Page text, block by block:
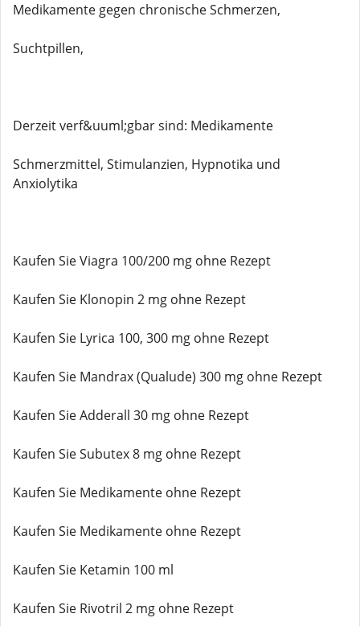
Medikamente gegen chronische Schmerzen,
Suchtpillen,
Derzeit verf&uuml;gbar sind: Medikamente
Schmerzmittel, Stimulanzien, Hypnotika und
Anxiolytika
Kaufen Sie Viagra 100/200 mg ohne Rezept
Kaufen Sie Klonopin 2 mg ohne Rezept
Kaufen Sie Lyrica 100, 300 mg ohne Rezept
Kaufen Sie Mandrax (Qualude) 300 mg ohne Rezept
Kaufen Sie Adderall 30 mg ohne Rezept
Kaufen Sie Subutex 8 mg ohne Rezept
Kaufen Sie Medikamente ohne Rezept
Kaufen Sie Medikamente ohne Rezept
Kaufen Sie Ketamin 100 ml
Kaufen Sie Rivotril 2 mg ohne Rezept